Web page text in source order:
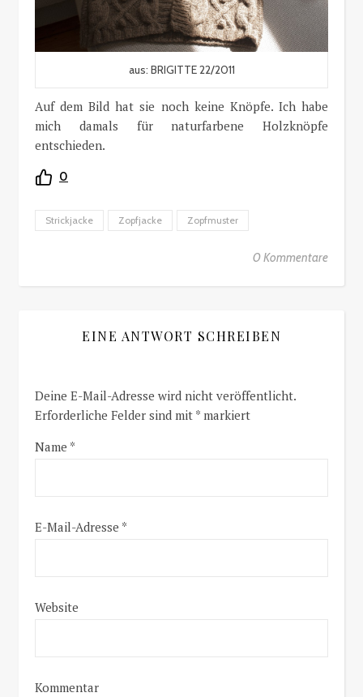
aus: BRIGITTE 22/2011
Auf dem Bild hat sie noch keine Knöpfe. Ich habe
mich damals für naturfarbene Holzknöpfe
entschieden.
0
Strickjacke Zopfjacke Zopfmuster
0 Kommentare
EINE ANTWORT SCHREIBEN
Deine E-Mail-Adresse wird nicht veröffentlicht.
Erforderliche Felder sind mit * markiert
Name *
E-Mail-Adresse *
Website
Kommentar